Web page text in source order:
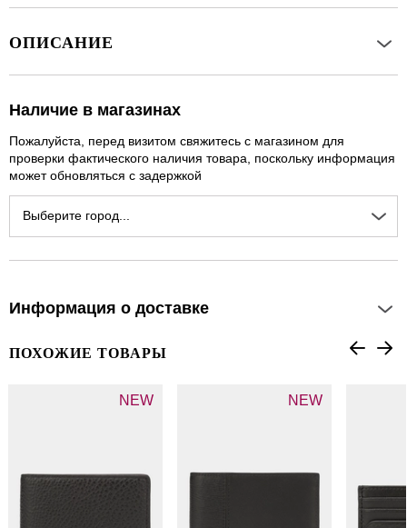
ОПИСАНИЕ
Наличие в магазинах
Пожалуйста, перед визитом свяжитесь с магазином для
проверки фактического наличия товара, поскольку информация
может обновляться с задержкой
Выберите город...
Информация о доставке
ПОХОЖИЕ ТОВАРЫ
NEW NEW